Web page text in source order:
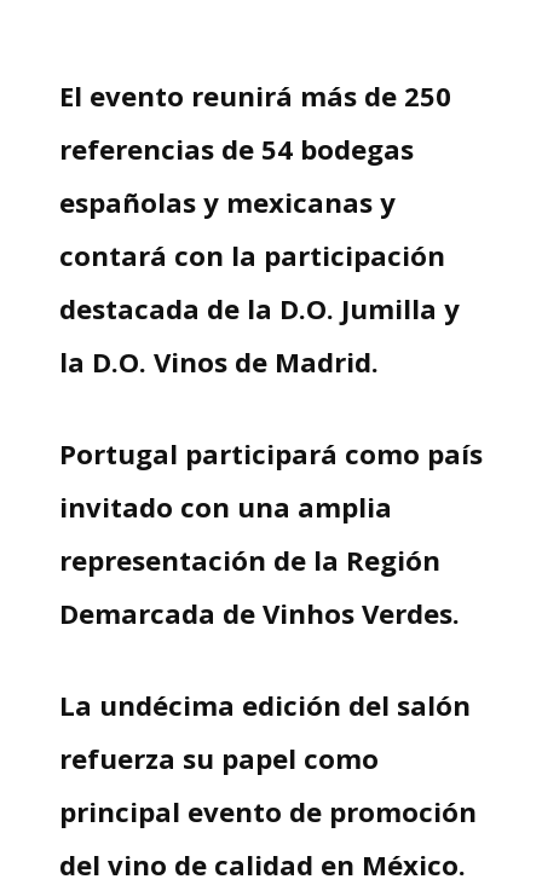
El evento reunirá más de 250
referencias de 54 bodegas
españolas y mexicanas y
contará con la participación
destacada de la D.O. Jumilla y
la D.O. Vinos de Madrid.
Portugal participará como país
invitado con una amplia
representación de la Región
Demarcada de Vinhos Verdes.
La undécima edición del salón
refuerza su papel como
principal evento de promoción
del vino de calidad en México.